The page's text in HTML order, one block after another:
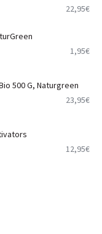
22,95€
1,95€
500 G, Naturgreen
23,95€
12,95€